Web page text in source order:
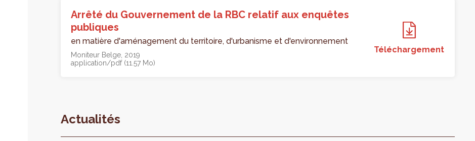
Arrêté du Gouvernement de la RBC relatif aux enquêtes
publiques
en matière d'aménagement du territoire, d'urbanisme et d'environnement
Moniteur Belge 2019
application/pdf (11.57 Mo)
Téléchargement
Actualités